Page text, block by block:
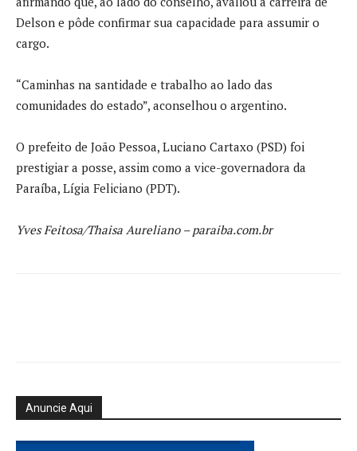
Delson e pôde confirmar sua capacidade para assumir o
cargo.
“Caminhas na santidade e trabalho ao lado das
comunidades do estado”, aconselhou o argentino.
O prefeito de João Pessoa, Luciano Cartaxo (PSD) foi
prestigiar a posse, assim como a vice-governadora da
Paraíba, Lígia Feliciano (PDT).
Yves Feitosa/Thaisa Aureliano – paraiba.com.br
Anuncie Aqui